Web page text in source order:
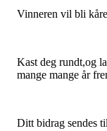
Vinneren vil bli
Kast deg rundt,og
mange mange år
Ditt bidrag sendes